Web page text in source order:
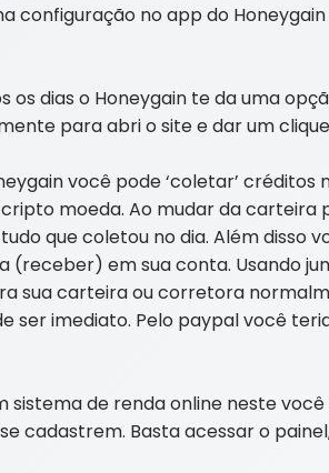
configuração no app do
os dias o Honeygain te da uma
para abri o site e dar um
você pode ‘coletar’
moeda. Ao mudar da carteira
que coletou no dia. Além disso
em sua conta. Usando
sua carteira ou corretora
imediato. Pelo paypal você
sistema de renda online neste
cadastrem. Basta acessar o